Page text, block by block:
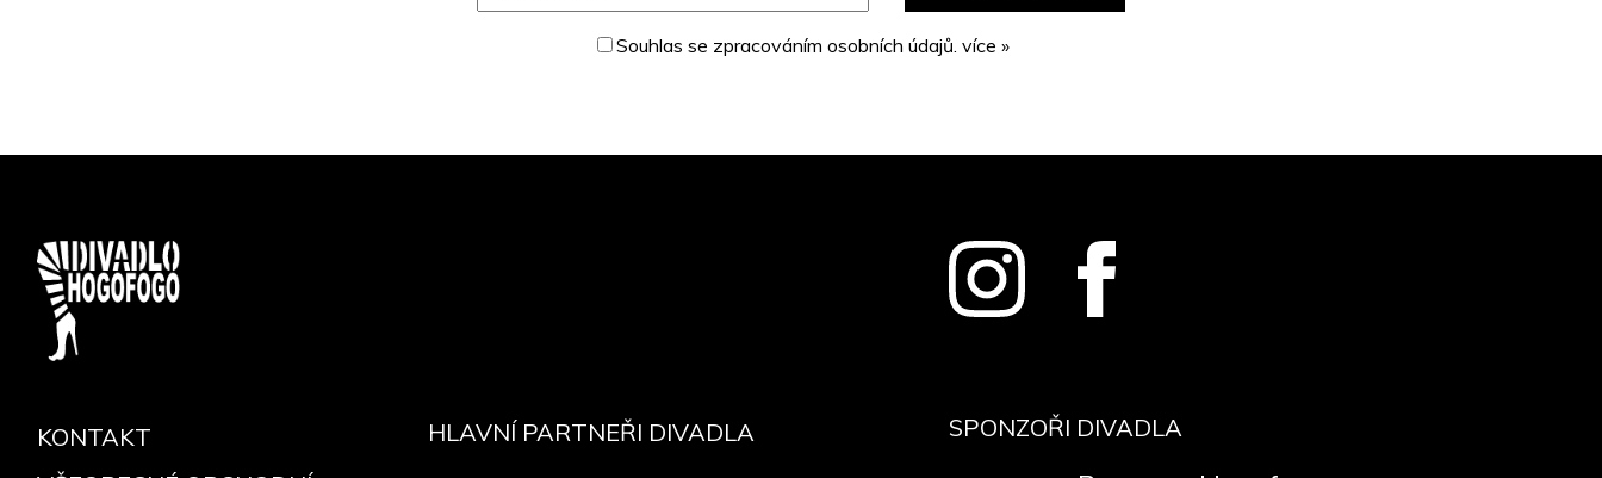
Souhlas se zpracováním osobních údajů. více »
KONTAKT
HLAVNÍ PARTNEŘI DIVADLA SPONZOŘI DIVADLA